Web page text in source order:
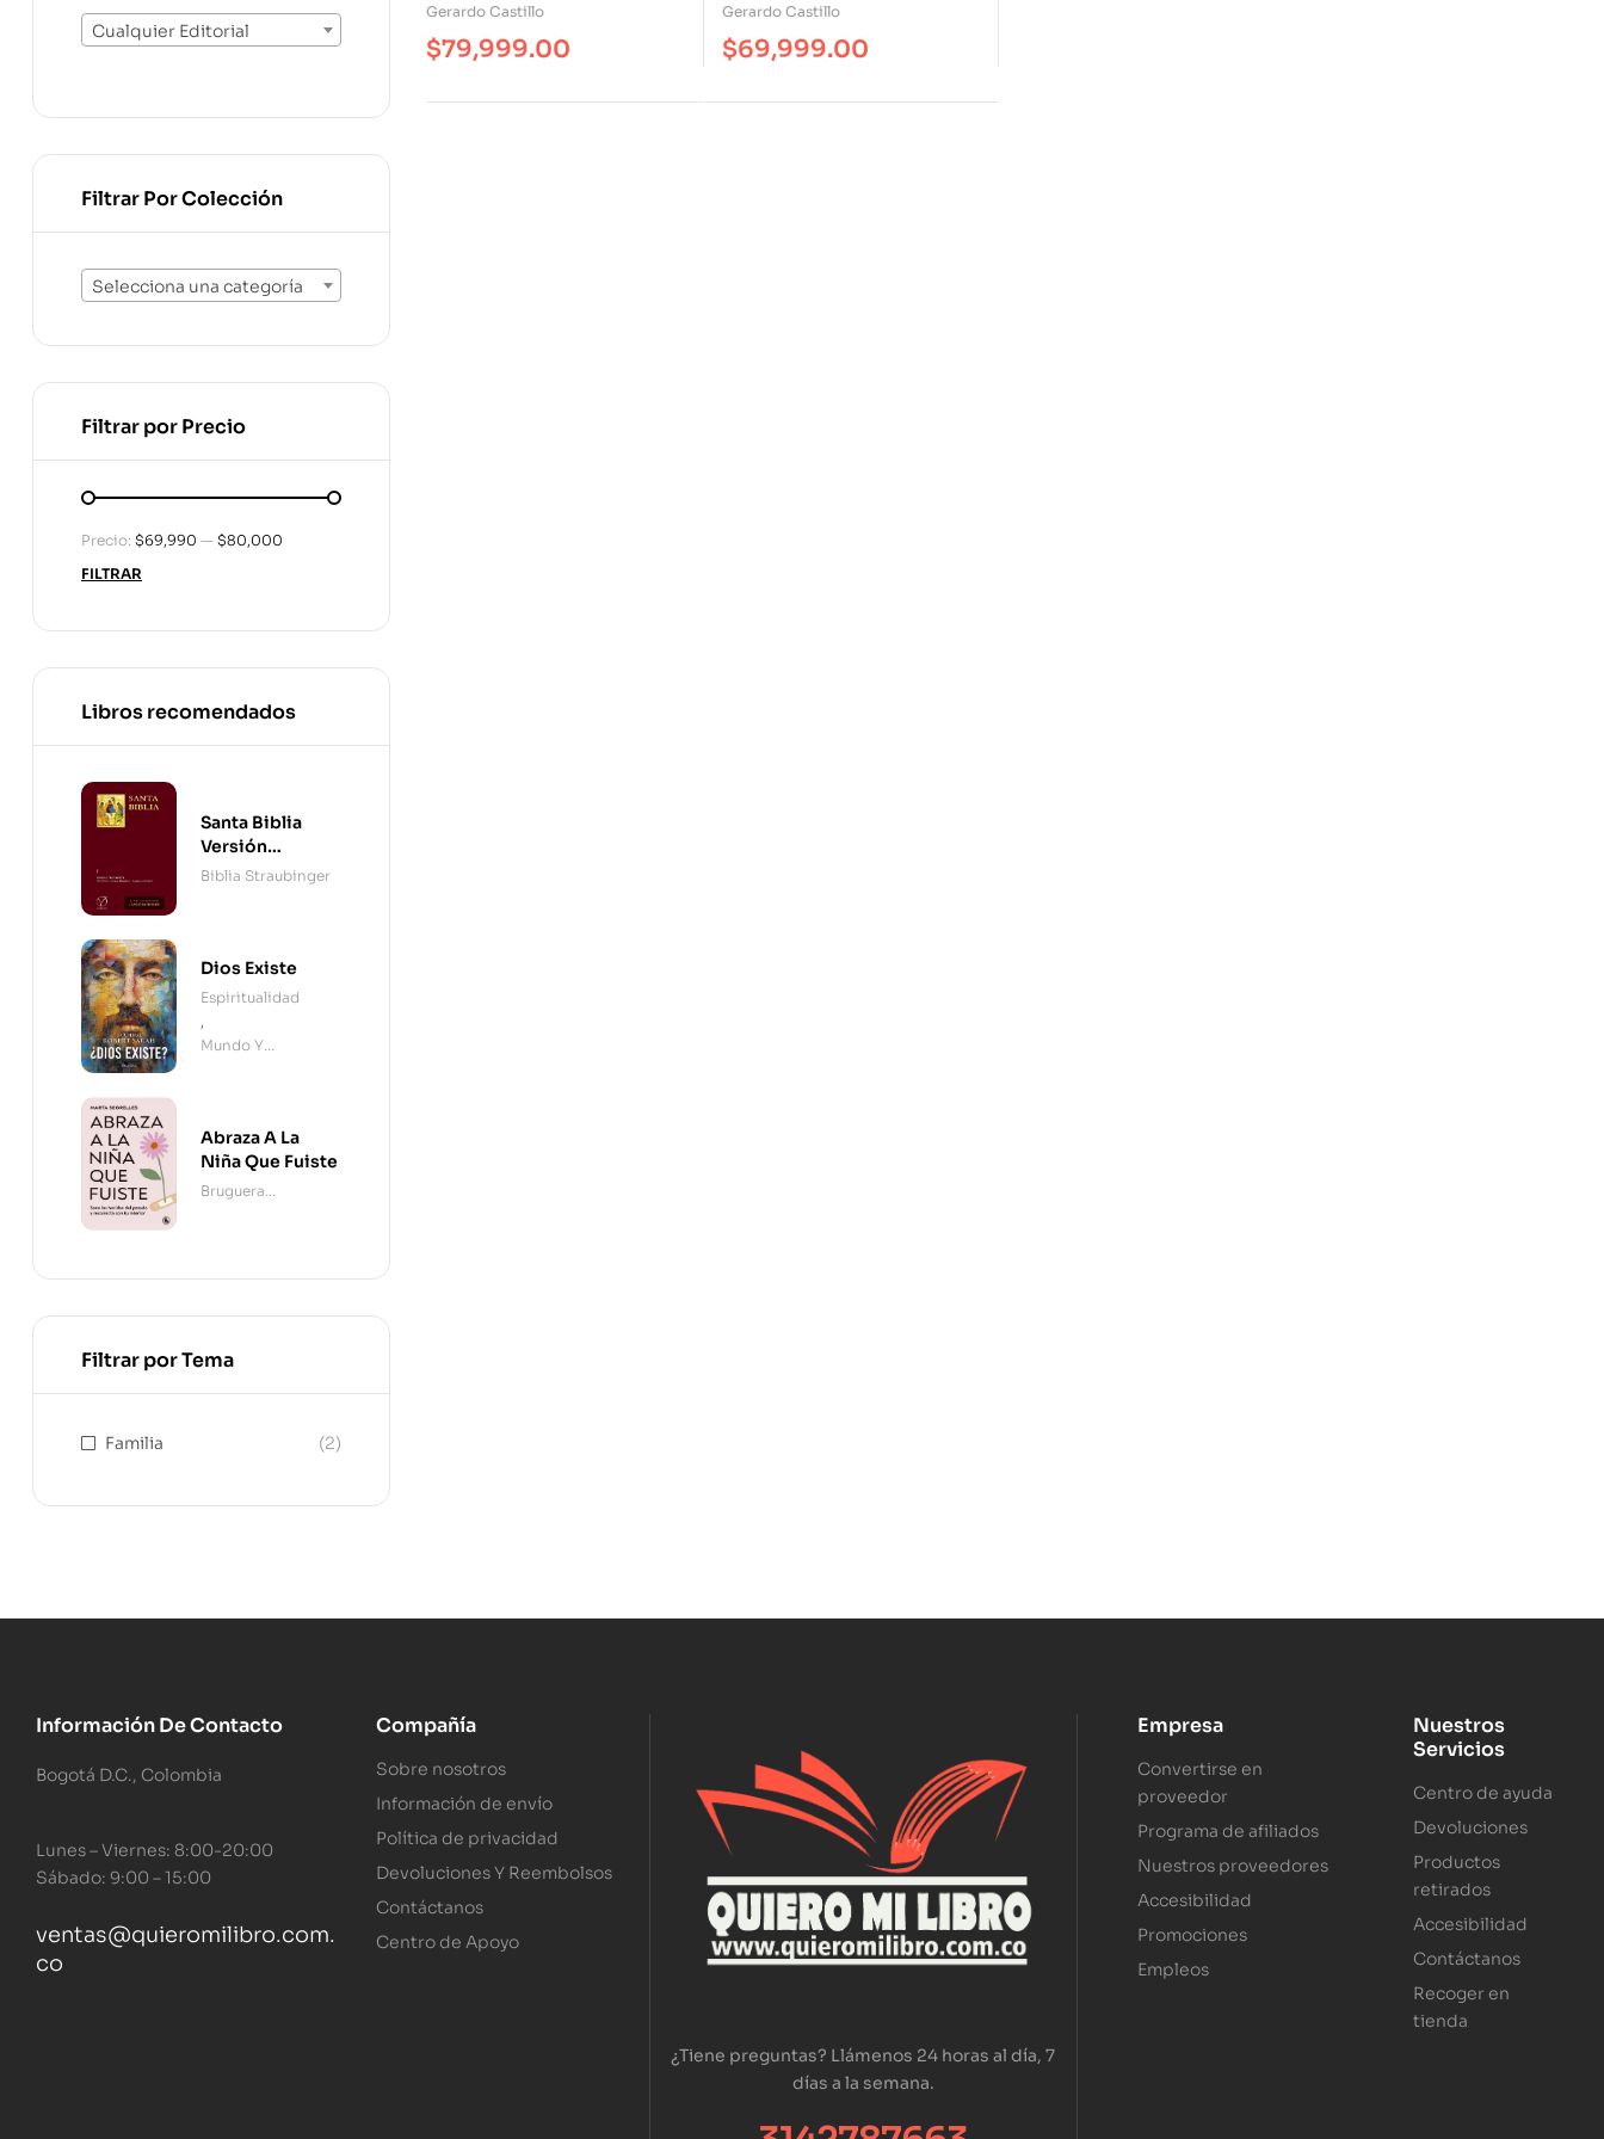
Gerardo Castillo
$79,999.00
Gerardo Castillo
$69,999.00
Cualquier Editorial
Filtrar Por Colección
Selecciona una categoría
Filtrar por Precio
FILTRAR
Precio: $69,990 — $80,000
Libros recomendados
Santa Biblia
Versión
Straubinger - 2
Biblia Straubinger
Dios Existe
Espiritualidad
,
Mundo Y
Abraza A La
Niña Que Fuiste
Bruguera
Filtrar por Tema
Familia (2)
Información De Contacto
Bogotá D.C., Colombia
Lunes – Viernes: 8:00-20:00
Sábado: 9:00 – 15:00
ventas@quieromilibro.com.
co
Compañía
Sobre nosotros
Información de envío
Política de privacidad
Devoluciones Y Reembolsos
Contáctanos
Centro de Apoyo
¿Tiene preguntas? Llámenos 24 horas al día, 7
días a la semana.
Empresa
Convertirse en
proveedor
Programa de afiliados
Nuestros proveedores
Accesibilidad
Promociones
Empleos
Nuestros
Servicios
Centro de ayuda
Devoluciones
Productos
retirados
Accesibilidad
Contáctanos
Recoger en
tienda